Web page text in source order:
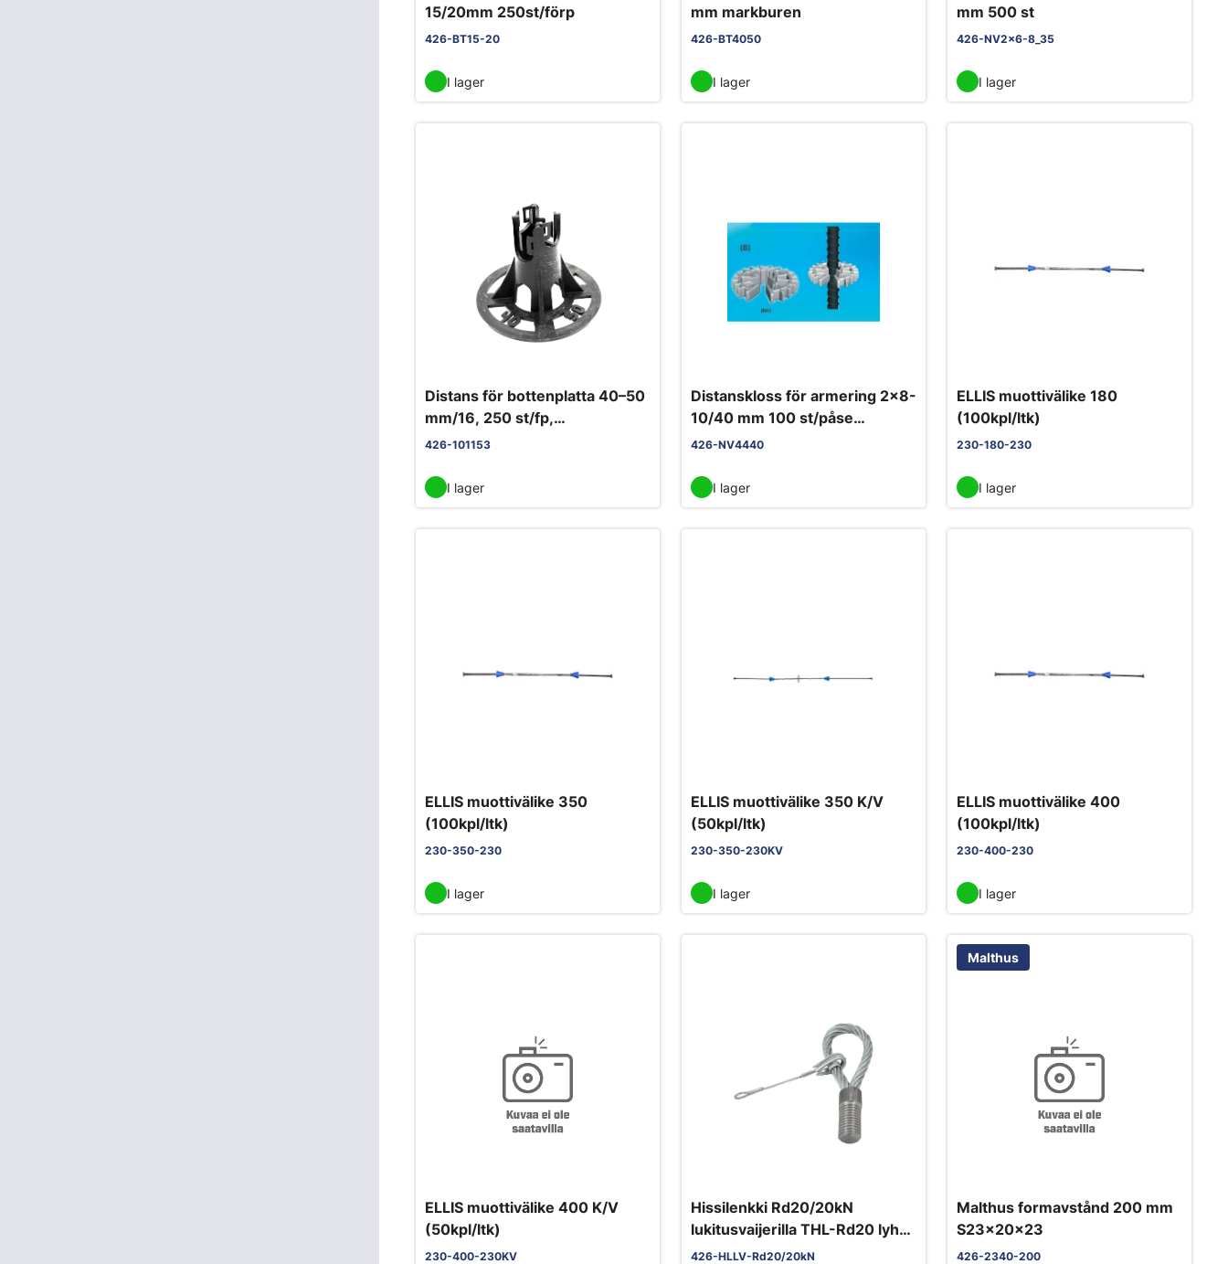
15/20mm 250st/förp
426-BT15-20
I lager
mm markburen
426-BT4050
I lager
mm 500 st
426-NV2x6-8_35
I lager
Distans för bottenplatta 40–50
mm/16, 250 st/fp,
armeringsdistans
426-101153
I lager
Distanskloss för armering 2x8-
10/40 mm 100 st/påse
Normiband
426-NV4440
I lager
ELLIS muottivälike 180
(100kpl/ltk)
230-180-230
I lager
ELLIS muottivälike 350
(100kpl/ltk)
230-350-230
I lager
ELLIS muottivälike 350 K/V
(50kpl/ltk)
230-350-230KV
I lager
ELLIS muottivälike 400
(100kpl/ltk)
230-400-230
I lager
ELLIS muottivälike 400 K/V
(50kpl/ltk)
230-400-230KV
Hissilenkki Rd20/20kN
lukitusvaijerilla THL-Rd20 lyhyt
120 mm
426-HLLV-Rd20/20kN
Malthus
Malthus formavstånd 200 mm
S23x20x23
426-2340-200